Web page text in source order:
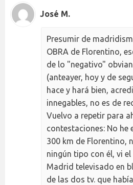
José M.
Presumir de
OBRA de Florentino,
de lo "negativo"
(anteayer, hoy y de
hace y hará bien,
innegables, no es de
Vuelvo a repetir para
contestaciones: No he
300 km de Florentino,
ningún tipo con él, vi
Madrid televisado en
de las dos tv. que